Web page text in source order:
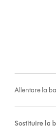
Allentare la
Sostituire la